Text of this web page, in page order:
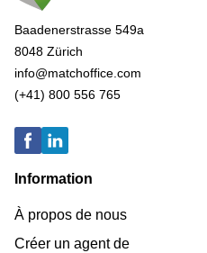
Baadenerstrasse 549a
8048 Zürich
info@matchoffice.com
(+41) 800 556 765
Information
À propos de nous
Créer un agent de